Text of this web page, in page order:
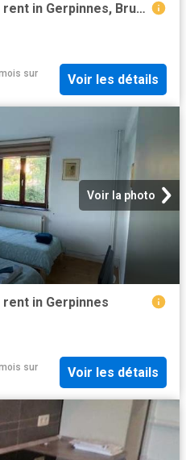
3 bedroom apartment for rent in Gerpinnes, Brussels
sur
Voir les détails
Voir la photo
in Gerpinnes
sur
Voir les détails